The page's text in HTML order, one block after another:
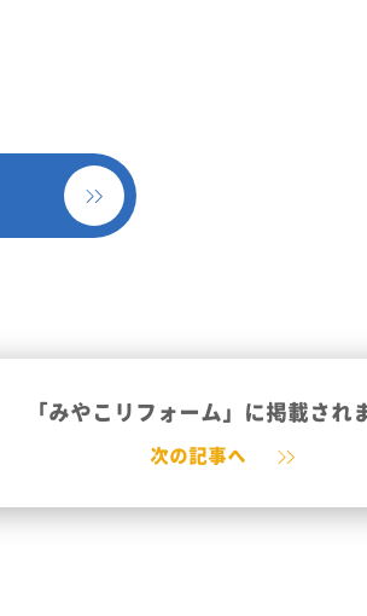
「みやこリフォーム」に掲載され
次の記事へ